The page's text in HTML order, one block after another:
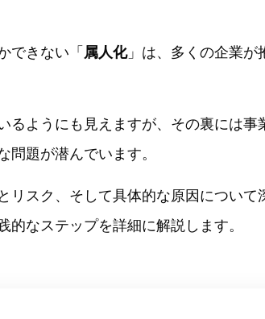
できない「 属人化」は、多くの企業が
るようにも見えますが、その裏には事
問題が潜んでいます。
リスク、そして具体的な原因について
なステップを詳細に解説します。